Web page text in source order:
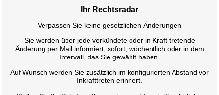
Ihr Rechtsradar
Verpassen Sie keine gesetzlichen Änderungen
Sie werden über jede verkündete oder in Kraft tretende
Änderung per Mail informiert, sofort, wöchentlich oder in dem
Intervall, das Sie gewählt haben.
Auf Wunsch werden Sie zusätzlich im konfigurierten Abstand vor
Inkrafttreten erinnert.